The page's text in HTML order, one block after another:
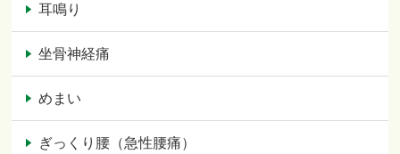
耳鳴り
坐骨神経痛
めまい
ぎっくり腰（急性腰痛）